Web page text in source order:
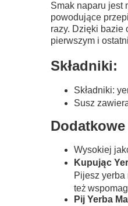
Smak naparu jest
powodujące
razy. Dzięki bazie
pierwszym i
Składniki:
Składniki:
Susz
Wysokiej
Kupując
Pijesz
też
Pij Yerba